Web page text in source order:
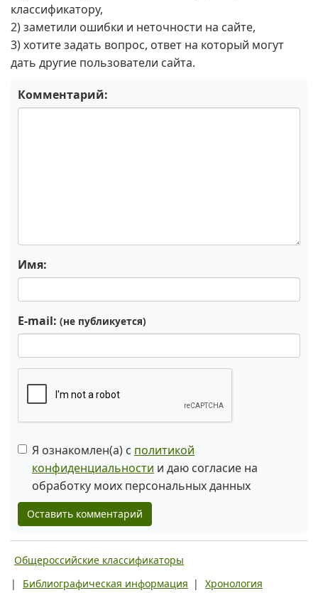
классификатору,
2) заметили ошибки и неточности на сайте,
3) хотите задать вопрос, ответ на который могут
дать другие пользователи сайта.
Комментарий:
Имя:
E-mail: (не публикуется)
Я ознакомлен(а) с политикой
конфиденциальности и даю согласие на
обработку моих персональных данных
Оставить комментарий
Общероссийские классификаторы
|
Библиографическая информация | Хронология